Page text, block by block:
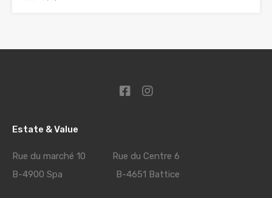
Estate & Value
Rue du marché 10 Rue du Centre 6
B-4900 Spa B-4651 Battice